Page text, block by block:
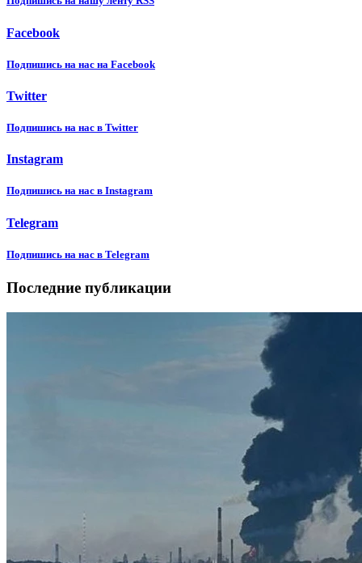
Facebook
Подпишиcь на нас на Facebook
Twitter
Подпишиcь на нас в Twitter
Instagram
Подпишиcь на нас в Instagram
Telegram
Подпишиcь на нас в Telegram
Последние публикации